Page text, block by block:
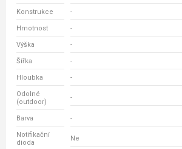
Konstrukce -
Hmotnost -
Výška -
Šířka -
Hloubka -
Odolné
(outdoor)
-
Barva -
Notifikační
dioda
Ne